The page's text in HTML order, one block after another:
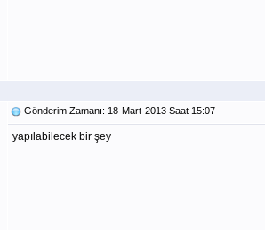
Gönderim Zamanı: 18-Mart-2013 Saat 15:07
yapılabilecek bir şey